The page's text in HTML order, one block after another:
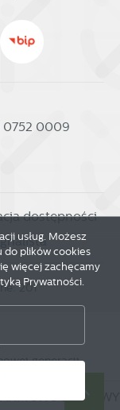
0752 0009
dostępności
201
generacji
usług. Możesz
do plików cookies
więcej zachęcamy
Prywatności.